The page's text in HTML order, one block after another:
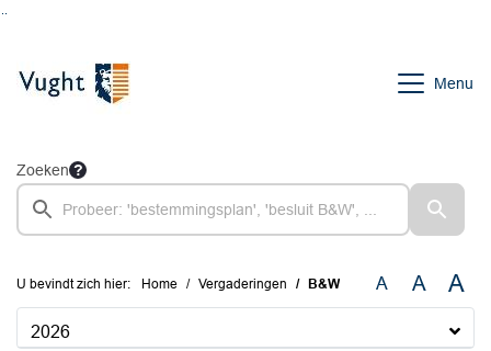
Menu
Zoeken
U bevindt zich hier: Home Vergaderingen B&W A A A
2026